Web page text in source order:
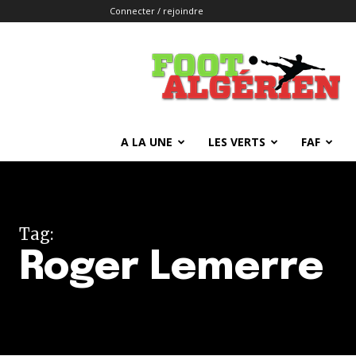
Connecter / rejoindre
FOOTALGERIEN
A LA UNE LES VERTS FAF
Tag:
Roger Lemerre